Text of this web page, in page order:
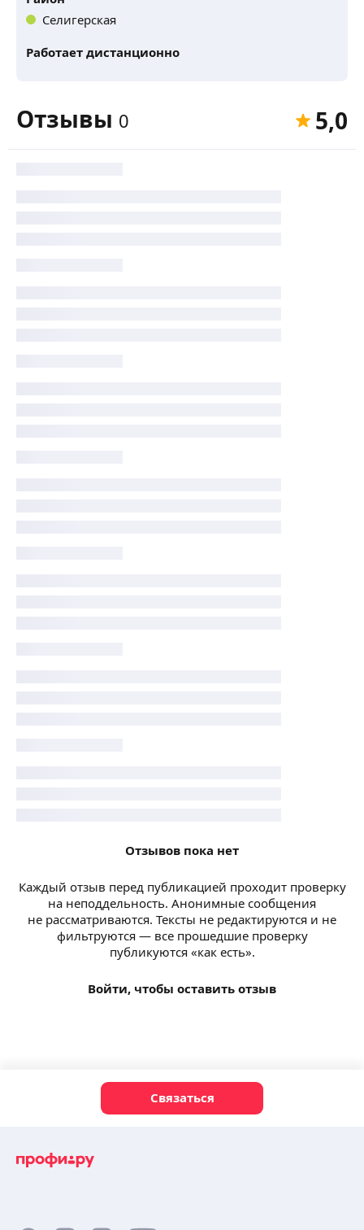
Селигерская
Работает дистанционно
Отзывы 0 5,0
Отзывов пока нет
Каждый отзыв перед публикацией проходит проверку
на неподдельность. Анонимные сообщения
не рассматриваются. Тексты не редактируются и не
фильтруются — все прошедшие проверку
публикуются «как есть».
Войти, чтобы оставить отзыв
Связаться